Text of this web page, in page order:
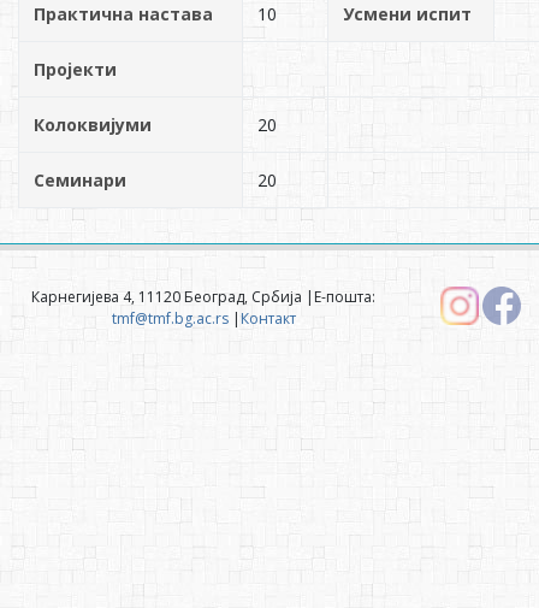
Практична настава 10 Усмени испит
Пројекти
Колоквијуми 20
Семинари 20
Карнегијева 4, 11120 Београд, Србија |Е-пошта:
tmf@tmf.bg.ac.rs|Контакт